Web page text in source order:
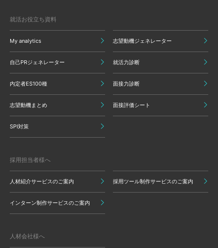
就活お役立ち資料
My analytics 志望動機ジェネレーター
自己PRジェネレーター 就活力診断
内定者ES100種 面接力診断
志望動機まとめ 面接評価シート
SPI対策
採用担当者様へ
人材紹介サービスのご案内 採用ツール制作サービスのご案内
インターン制作サービスのご案内
人材会社様へ